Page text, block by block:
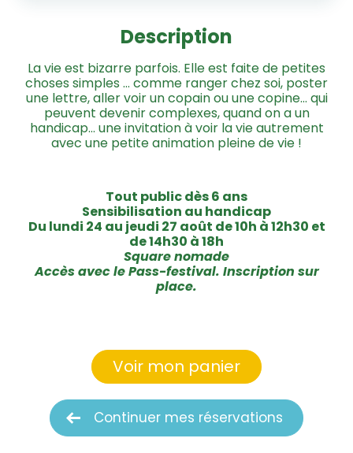
Description
La vie est bizarre parfois. Elle est faite de petites
choses simples … comme ranger chez soi, poster
une lettre, aller voir un copain ou une copine… qui
peuvent devenir complexes, quand on a un
handicap… une invitation à voir la vie autrement
avec une petite animation pleine de vie !
Tout public dès 6 ans
Sensibilisation au handicap
Du lundi 24 au jeudi 27 août de 10h à 12h30 et
de 14h30 à 18h
Square nomade
Accès avec le Pass-festival. Inscription sur
place.
Continuer mes réservations
Voir mon panier